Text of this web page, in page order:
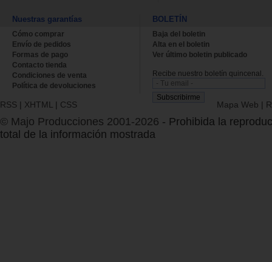
Nuestras garantías
Cómo comprar
Envío de pedidos
Formas de pago
Contacto tienda
Condiciones de venta
Política de devoluciones
BOLETÍN
Baja del boletin
Alta en el boletin
Ver último boletin publicado
Recibe nuestro boletín quincenal.
RSS | XHTML | CSS Mapa Web |
© Majo Producciones 2001-2026 - Prohibida la
total de la información mostrada